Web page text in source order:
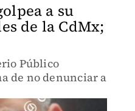
a su
de la CdMx;
Público
de no denunciar a